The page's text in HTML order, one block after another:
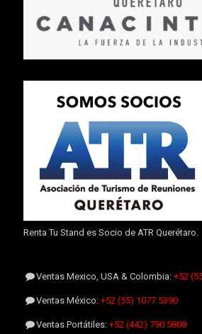
Renta Tu Stand es Socio de ATR Querétaro.
Ventas Mexico, USA & Colombia:+52
Ventas México:+52 (55) 1077.5390
Ventas Portátiles:+52 (442) 790.5808